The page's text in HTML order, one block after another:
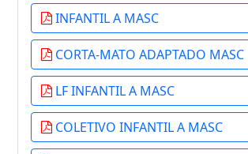
INFANTIL A MASC
CORTA-MATO ADAPTADO MASC
LF INFANTIL A MASC
COLETIVO INFANTIL A MASC